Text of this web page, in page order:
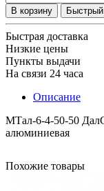
В корзину Быстрый
Быстрая доставка
Низкие цены
Пункты выдачи
На связи 24 часа
Описание
МТал-6-4-50-50
алюминиевая
Похожие товары